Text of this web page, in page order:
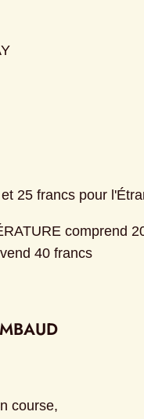
25 francs pour
comprend
40 francs
course,